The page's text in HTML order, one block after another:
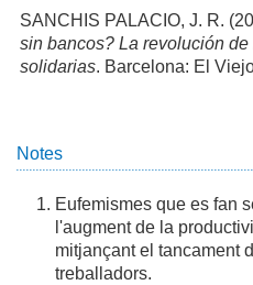
SANCHIS PALACIO, J. R.
sin bancos? La revolución
solidarias. Barcelona: El
Notes
Eufemismes que es fan
l'augment de la
mitjançant el tancament
treballadors.